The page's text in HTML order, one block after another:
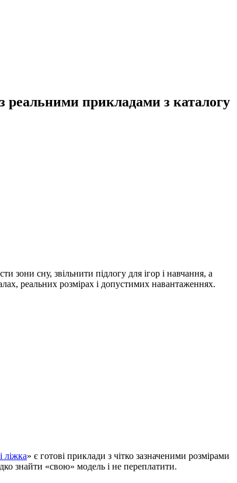
реальними прикладами з каталогу
зони сну, звільнити підлогу для ігор і навчання, а
реальних розмірах і допустимих навантаженнях.
ліжка» є готові приклади з чітко зазначеними розмірами
знайти «свою» модель і не переплатити.